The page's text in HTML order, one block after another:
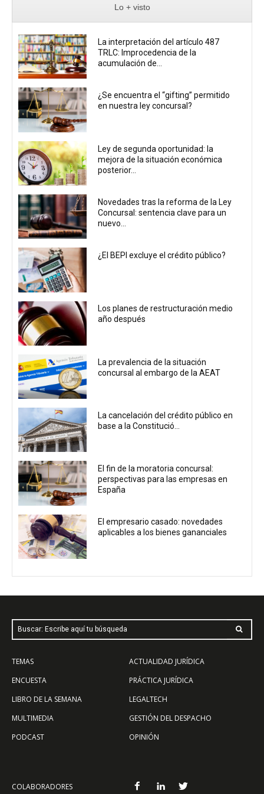
Lo + visto
La interpretación del artículo 487
TRLC: Improcedencia de la
acumulación de...
¿Se encuentra el “gifting” permitido
en nuestra ley concursal?
Ley de segunda oportunidad: la
mejora de la situación económica
posterior...
Novedades tras la reforma de la Ley
Concursal: sentencia clave para un
nuevo...
¿El BEPI excluye el crédito público?
Los planes de restructuración medio
año después
La prevalencia de la situación
concursal al embargo de la AEAT
La cancelación del crédito público en
base a la Constitució...
El fin de la moratoria concursal:
perspectivas para las empresas en
España
El empresario casado: novedades
aplicables a los bienes gananciales
Buscar: Escribe aquí tu búsqueda
TEMAS
ENCUESTA
LIBRO DE LA SEMANA
MULTIMEDIA
PODCAST
ACTUALIDAD JURÍDICA
PRÁCTICA JURÍDICA
LEGALTECH
GESTIÓN DEL DESPACHO
OPINIÓN
COLABORADORES